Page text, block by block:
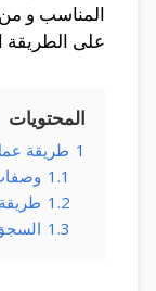
المناسب و
على الطريقة
المحتويات
1 طريقة
1.1
1.2
1.3